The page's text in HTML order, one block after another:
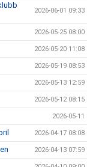
2026-06-01 09:33
2026-05-25 08:00
2026-05-20 11:08
2026-05-19 08:53
2026-05-13 12:59
2026-05-12 08:15
2026-05-11
2026-04-17 08:08
2026-04-13 07:59